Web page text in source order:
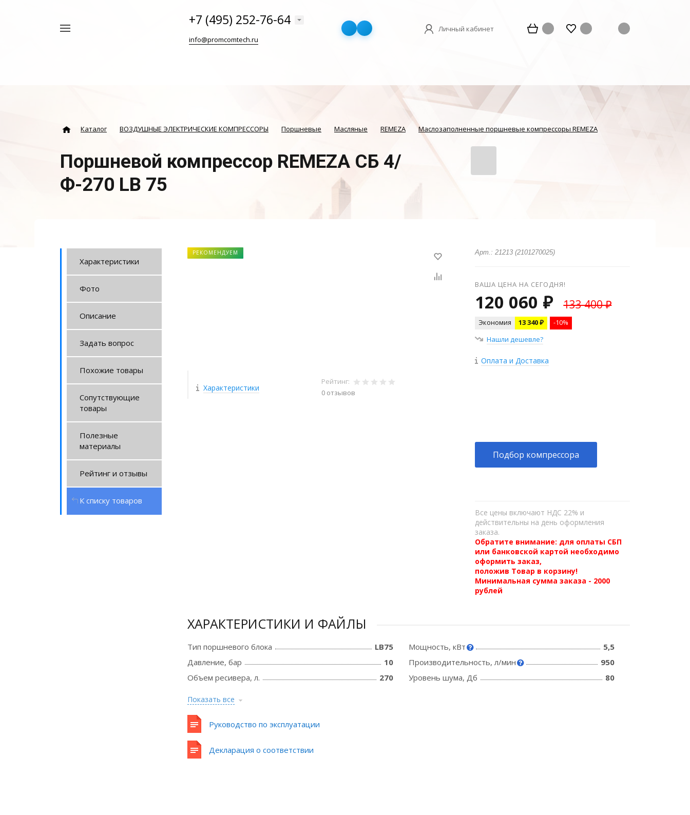
+7 (495) 252-76-64
info@promcomtech.ru
Личный кабинет
Каталог ВОЗДУШНЫЕ ЭЛЕКТРИЧЕСКИЕ КОМПРЕССОРЫ Поршневые Масляные REMEZA Маслозаполненные поршневые компрессоры REMEZA
Поршневой компрессор REMEZA СБ 4/
Ф-270 LB 75
Характеристики
Фото
Описание
Задать вопрос
Похожие товары
Сопутствующие
товары
Полезные
материалы
Рейтинг и отзывы
К списку товаров
РЕКОМЕНДУЕМ
Характеристики
Рейтинг:
0 отзывов
Арт.: 21213 (2101270025)
ВАША ЦЕНА НА СЕГОДНЯ!
120 060 ₽ 133 400 ₽
Экономия 13 340 ₽
-10%
Нашли дешевле?
Оплата и Доставка
Подбор компрессора
Все цены включают НДС 22% и
действительны на день оформления
заказа.
Обратите внимание: для оплаты СБП
или банковской картой необходимо
оформить заказ,
положив Товар в корзину!
Минимальная сумма заказа - 2000
рублей
ХАРАКТЕРИСТИКИ И ФАЙЛЫ
Тип поршневого блока LB75 Мощность, кВт
5,5
Давление, бар
10 Производительность, л/мин
950
Объем ресивера, л.
270 Уровень шума, Дб 80
Показать все
Руководство по эксплуатации
Декларация о соответствии